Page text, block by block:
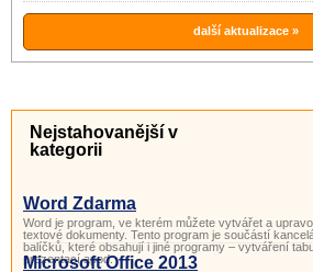
další aktualizace »
Nejstahovanější v
kategorii
Word Zdarma
Word je program, ve kterém můžete vytvářet a
textové dokumenty. Tento program je součástí
balíčků, které obsahují i ​​jiné programy – vytváření
prezentací apod.
Microsoft Office 2013